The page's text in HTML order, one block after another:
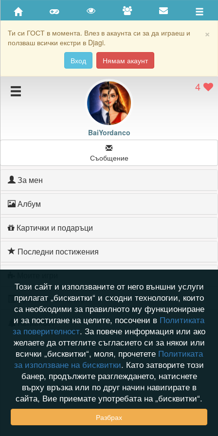
×
Ти си ГОСТ в момента. Влез в акаунта си за да играеш и
ползваш всички екстри в Djagi.
Вход
Нямам акаунт
Приятели
Хронология на игри
Подаръците на BaiYordanco
Картичките на BaiYordanco
Блокирай BaiYordanco
4
BaiYordanco
Съобщение
За мен
Албум
Картички и подаръци
Последни постижения
Хронология на игри
Активност
Този сайт и използваните от него външни услуги
прилагат „бисквитки“ и сходни технологии, които
са необходими за правилното му функциониране
и за постигане на целите, посочени в Политиката
за поверителност. За повече информация или ако
желаете да оттеглите съгласието си за някои или
всички „бисквитки“, моля, прочетете Политиката
за използване на бисквитки. Като затворите този
банер, продължите разглеждането, натиснете
върху връзка или по друг начин навигирате в
сайта, Вие приемате употребата на „бисквитки“.
Разбрах